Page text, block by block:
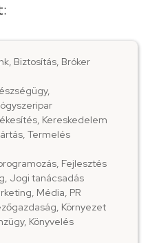
Biztosítás, Bróker
Kereskedelem
Termelés
Fejlesztés
Jogi tanácsadás
Média, PR
Környezet
Könyvelés